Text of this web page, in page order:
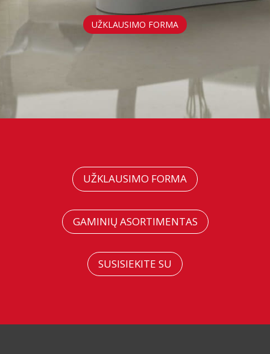
UŽKLAUSIMO FORMA
UŽKLAUSIMO FORMA
GAMINIŲ ASORTIMENTAS
SUSISIEKITE SU